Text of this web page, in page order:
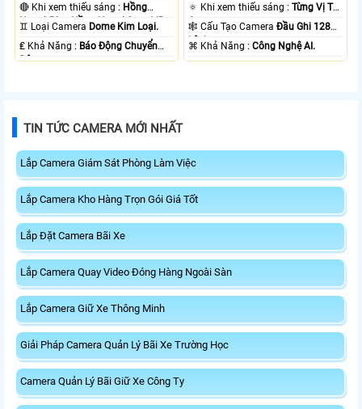
🔴 Khi xem thiếu sáng : Hồng
Ngoại 50m Hồng Ngoại Smart IR.
♊ Loại Camera Dome Kim Loại.
️₤ Khả Năng : Báo Động Chuyển
Động.
🔅 Khi xem thiếu sáng :Từng Vị Trí
Camera .
🕸️ Cấu Tạo CameraĐầu Ghi 128
kênh.
️⌘ Khả Năng :Công Nghệ AI.
TIN TỨC CAMERA MỚI NHẤT
Lắp Camera Giám Sát Phòng Làm Việc
Lắp Camera Kho Hàng Trọn Gói Giá Tốt
Lắp Đặt Camera Bãi Xe
Lắp Camera Quay Video Đóng Hàng Ngoài Sàn
Lắp Camera Giữ Xe Thông Minh
Giải Pháp Camera Quản Lý Bãi Xe Trường Học
Camera Quản Lý Bãi Giữ Xe Công Ty